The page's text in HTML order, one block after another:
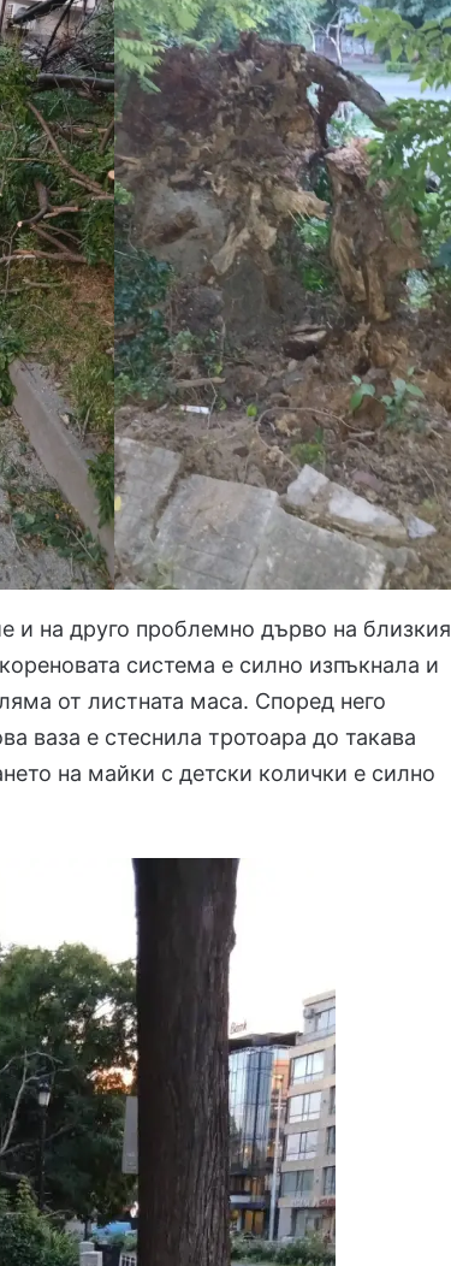
и на друго проблемно дърво на близкия
система е силно изпъкнала и
от листната маса. Според него
ваза е стеснила тротоара до такава
на майки с детски колички е силно